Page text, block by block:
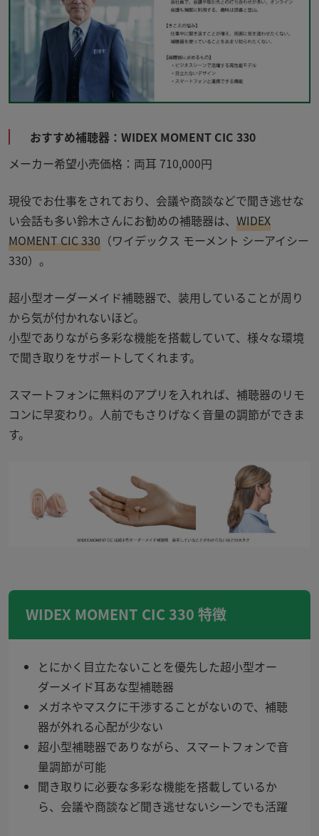
おすすめ補聴器：WIDEX MOMENT CIC 330
メーカー希望小売価格：両耳 710,000円
現役でお仕事をされており、会議や商談などで聞き逃せな
い会話も多い鈴木さんにお勧めの補聴器は、 WIDEX
MOMENT CIC 330 （ワイデックス モーメント シーアイシー
330） 。
超小型オーダーメイド補聴器で、装用していることが周り
から気が付かれないほど。
小型でありながら多彩な機能を搭載していて、様々な環境
で聞き取りをサポートしてくれます。
スマートフォンに無料のアプリを入れれば、補聴器のリモ
コンに早変わり。人前でもさりげなく音量の調節ができま
す。
WIDEX MOMENT CIC 330 特徴
とにかく目立たないことを優先した超小型オー
ダーメイド耳あな型補聴器
メガネやマスクに干渉することがないので、補聴
器が外れる心配が少ない
超小型補聴器でありながら、スマートフォンで音
量調節が可能
聞き取りに必要な多彩な機能を搭載しているか
ら、会議や商談など聞き逃せないシーンでも活躍